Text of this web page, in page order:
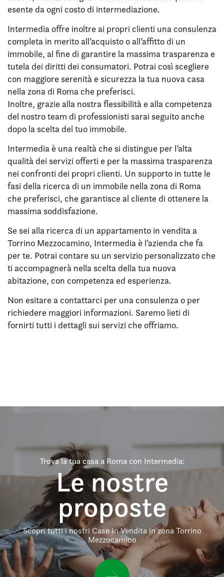
esente da ogni costo di intermediazione.
Intermedia offre inoltre ai propri clienti una consulenza
completa in merito all’acquisto o all’affitto di un
immobile, al fine di garantire la massima trasparenza e
tutela dei diritti dei consumatori. Potrai così scegliere
con maggiore serenità e sicurezza la tua nuova casa
nella zona di Roma che preferisci.
Inoltre, grazie alla nostra flessibilità e alla competenza
del nostro team di professionisti sarai seguito anche
dopo la scelta del tuo immobile.
Intermedia è una realtà che si distingue per l’alta
qualità dei servizi offerti e per la massima trasparenza
nei confronti dei propri clienti. Un supporto in tutte le
fasi della ricerca di un immobile nella zona di Roma
che preferisci, che garantisce al cliente di ottenere la
massima soddisfazione.
Se sei alla ricerca di un appartamento in vendita a
Torrino Mezzocamino, Intermedia è l’azienda che fa
per te. Potrai contare su un servizio personalizzato che
ti accompagnerà nella scelta della tua nuova
abitazione, con competenza ed esperienza.
Non esitare a contattarci per una consulenza o per
richiedere maggiori informazioni. Saremo lieti di
fornirti tutti i dettagli sui servizi che offriamo.
Trova la tua casa a Roma con Intermedia:
Le nostre
proposte
Scopri tutti i nostri Case In Vendita in zona Torrino
Mezzocamino